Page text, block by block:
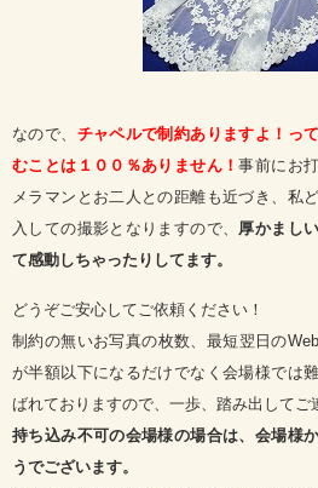
なので、 チャペルで制約ありますよ！っ
むことは１００％ありません！事前にお
メラマンとお二人との距離も近づき、私
入しての撮影となりますので、 厚かまし
て感動しちゃったり してます。
どうぞご安心してご依頼ください！
制約の無いお写真の枚数、最短翌日の
が半額以下になるだけでなく会場様では
ばれておりますので、一歩、踏み出してご
持ち込み不可の会場様の場合は、会場様
うでございます。